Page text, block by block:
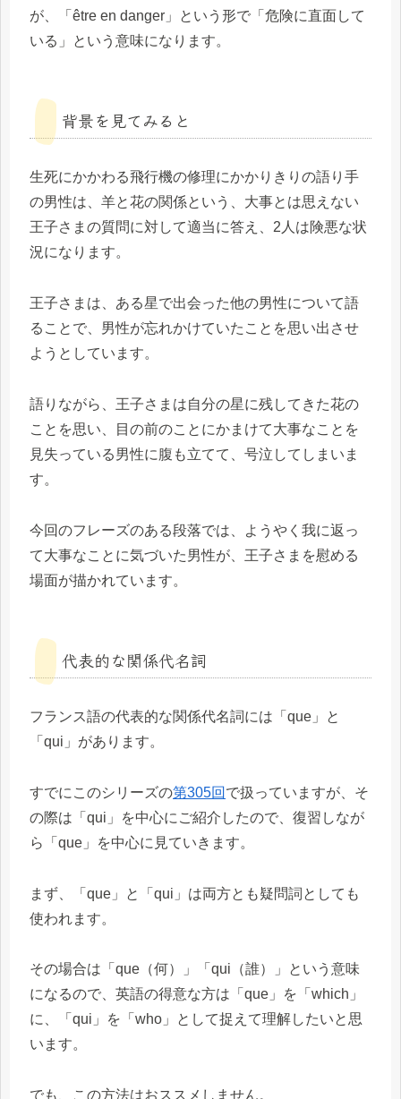
が、「être en danger」という形で「危険に直面して
いる」という意味になります。
背景を見てみると
生死にかかわる飛行機の修理にかかりきりの語り手
の男性は、羊と花の関係という、大事とは思えない
王子さまの質問に対して適当に答え、2人は険悪な状
況になります。
王子さまは、ある星で出会った他の男性について語
ることで、男性が忘れかけていたことを思い出させ
ようとしています。
語りながら、王子さまは自分の星に残してきた花の
ことを思い、目の前のことにかまけて大事なことを
見失っている男性に腹も立てて、号泣してしまいま
す。
今回のフレーズのある段落では、ようやく我に返っ
て大事なことに気づいた男性が、王子さまを慰める
場面が描かれています。
代表的な関係代名詞
フランス語の代表的な関係代名詞には「que」と
「qui」があります。
すでにこのシリーズの第305回 で扱っていますが、そ
の際は「qui」を中心にご紹介したので、復習しなが
ら「que」を中心に見ていきます。
まず、「que」と「qui」は両方とも疑問詞としても
使われます。
その場合は「que（何）」「qui（誰）」という意味
になるので、英語の得意な方は「que」を「which」
に、「qui」を「who」として捉えて理解したいと思
います。
でも、この方法はおススメしません。